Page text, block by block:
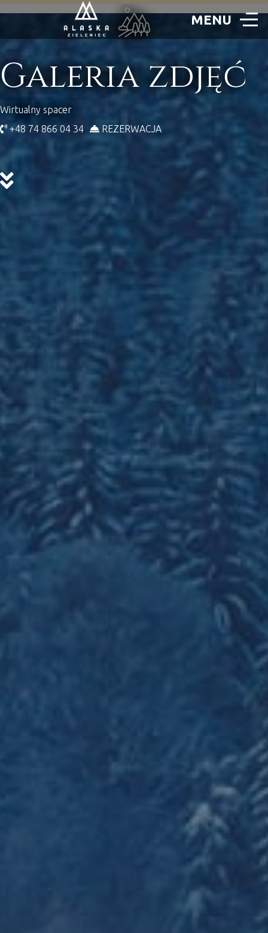
Galeria zdjęć
Wirtualny spacer
+48 74 866 04 34
REZERWACJA